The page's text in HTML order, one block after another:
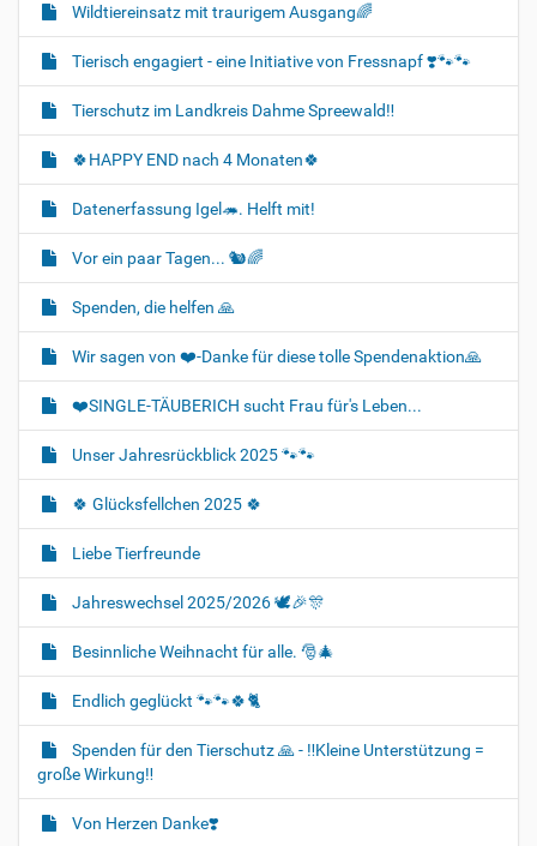
Wildtiereinsatz mit traurigem Ausgang🌈
Tierisch engagiert - eine Initiative von Fressnapf ❣️🐾🐾
Tierschutz im Landkreis Dahme Spreewald‼️
🍀HAPPY END nach 4 Monaten🍀
Datenerfassung Igel🦔. Helft mit!
Vor ein paar Tagen... 🐿🌈
Spenden, die helfen 🙏
Wir sagen von ❤️-Danke für diese tolle Spendenaktion🙏
❤️SINGLE-TÄUBERICH sucht Frau für's Leben...
Unser Jahresrückblick 2025 🐾🐾
🍀 Glücksfellchen 2025 🍀
Liebe Tierfreunde
Jahreswechsel 2025/2026 🕊🎉🎊
Besinnliche Weihnacht für alle. 🎅🎄
Endlich geglückt 🐾🐾🍀🐈‍
Spenden für den Tierschutz 🙏 - ‼️Kleine Unterstützung =
große Wirkung‼️
Von Herzen Danke❣️